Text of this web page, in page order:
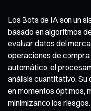
Los Bots de IA son un
basado en algoritmos
evaluar datos del
operaciones de
automático, el
análisis cuantitativo. Su
en momentos óptimos,
minimizando los riesgos.